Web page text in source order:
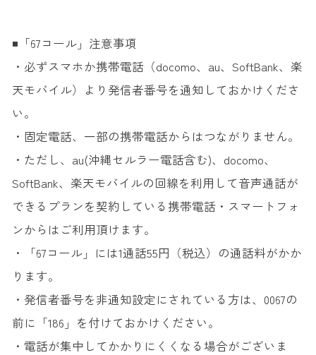
◾️「67コール」注意事項
・必ずスマホか携帯電話（docomo、au、SoftBank、楽
天モバイル）より発信者番号を通知しておかけくださ
い。
・固定電話、一部の携帯電話からはつながりません。
・ただし、au(沖縄セルラー電話含む)、docomo、
SoftBank、楽天モバイルの回線を利用して音声通話が
できるプランを契約している携帯電話・スマートフォ
ンからはご利用頂けます。
・「67コール」には1通話55円（税込）の通話料がかか
ります。
・発信者番号を非通知設定にされている方は、0067の
前に「186」を付けておかけください。
・電話が集中してかかりにくくなる場合がございま